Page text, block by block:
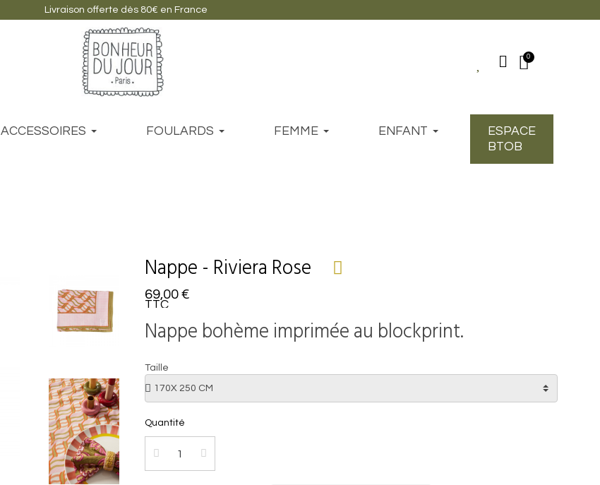
Livraison offerte dès 80€ en France
ACCESSOIRES FOULARDS FEMME ENFANT
ESPACE
BTOB
Nappe - Riviera Rose
69,00 €
TTC
Nappe bohème imprimée au blockprint.
Taille
Quantité